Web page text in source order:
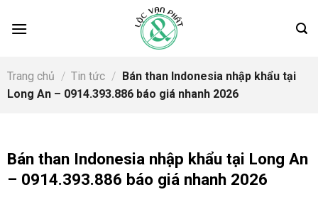
Trang chủ / Tin tức / Bán than Indonesia nhập khẩu tại
Long An – 0914.393.886 báo giá nhanh 2026
Bán than Indonesia nhập khẩu tại Long An
– 0914.393.886 báo giá nhanh 2026